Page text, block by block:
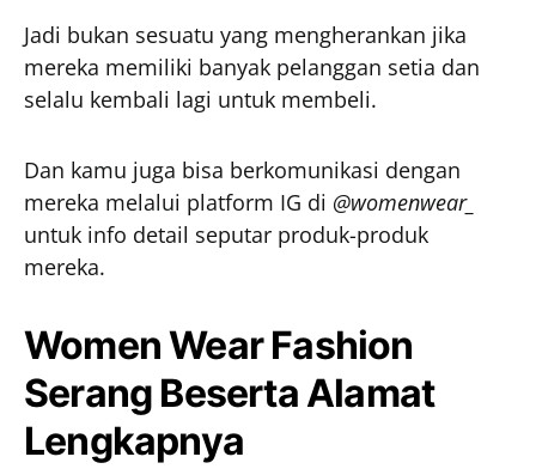
Jadi bukan sesuatu yang mengherankan jika
mereka memiliki banyak pelanggan setia dan
selalu kembali lagi untuk membeli.
Dan kamu juga bisa berkomunikasi dengan
mereka melalui platform IG di @womenwear_
untuk info detail seputar produk-produk
mereka.
Women Wear Fashion
Serang Beserta Alamat
Lengkapnya